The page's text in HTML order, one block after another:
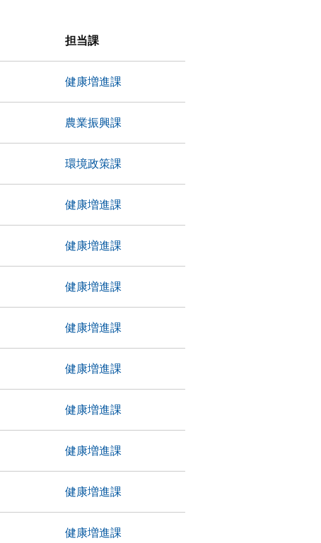
担当課
健康増進課
農業振興課
環境政策課
健康増進課
健康増進課
健康増進課
健康増進課
健康増進課
健康増進課
健康増進課
健康増進課
健康増進課